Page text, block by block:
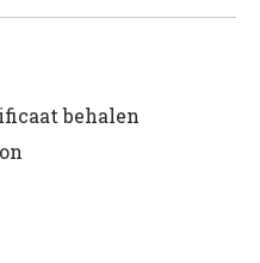
behalen